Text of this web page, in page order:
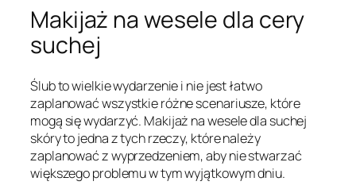
Makijaż na wesele dla cery
suchej
Ślub to wielkie wydarzenie i nie jest łatwo
zaplanować wszystkie różne scenariusze, które
mogą się wydarzyć. Makijaż na wesele dla suchej
skóry to jedna z tych rzeczy, które należy
zaplanować z wyprzedzeniem, aby nie stwarzać
większego problemu w tym wyjątkowym dniu.